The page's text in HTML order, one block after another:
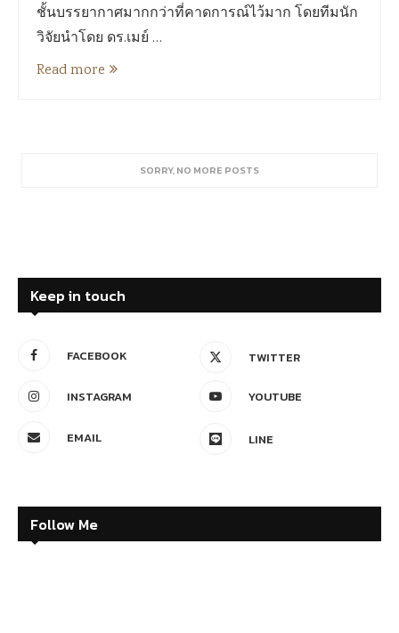
ชั้นบรรยากาศมากกว่าที่คาดการณ์ไว้มาก โดยทีมนัก
วิจัยนำโดย ดร.เมย์ …
Read more
SORRY, NO MORE POSTS
Keep in touch
FACEBOOK TWITTER
INSTAGRAM YOUTUBE
EMAIL LINE
Follow Me